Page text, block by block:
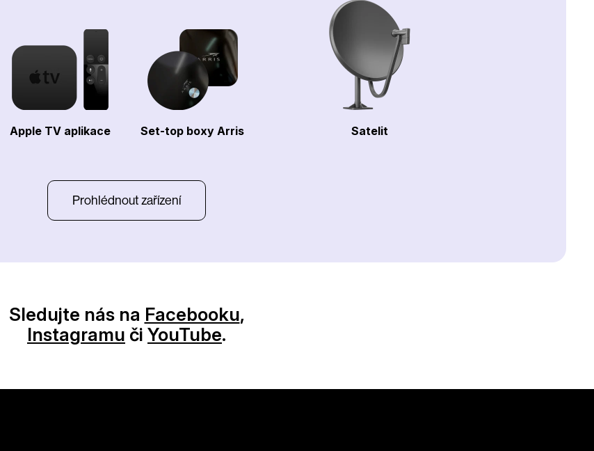
Apple TV aplikace Set-top boxy Arris Satelit
Prohlédnout zařízení
Sledujte nás na Facebooku,
Instagramu či YouTube.